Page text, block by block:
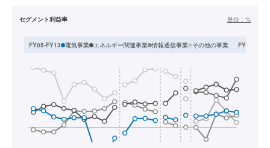
セグメント利益率 単位： %
FY05-FY13 電気事業 エネルギー関連事業 情報通信事業 その他の事業 FY14-FY17